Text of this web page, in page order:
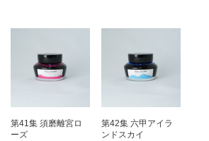
第41集 須磨離宮ロ
ーズ
第42集 六甲アイラ
ンドスカイ